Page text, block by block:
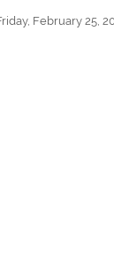
February 25,